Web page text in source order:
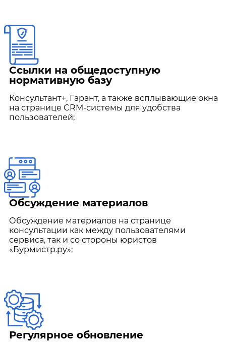
Ссылки на общедоступную
нормативную базу
Консультант+, Гарант, а также всплывающие окна
на странице CRM-системы для удобства
пользователей;
Обсуждение материалов
Обсуждение материалов на странице
консультации как между пользователями
сервиса, так и со стороны юристов
«Бурмистр.ру»;
Регулярное обновление